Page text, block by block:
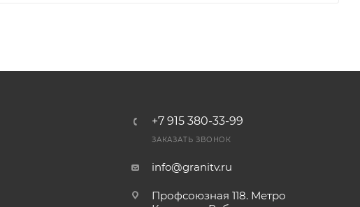
+7 915 380-33-99
ЗАКАЗАТЬ ЗВОНОК
info@granitv.ru
Профсоюзная 118. Метро